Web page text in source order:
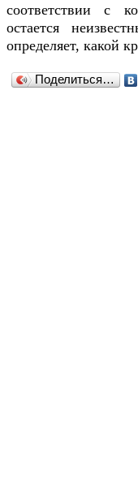
соответствии с
остается
определяет, какой
Поделиться…